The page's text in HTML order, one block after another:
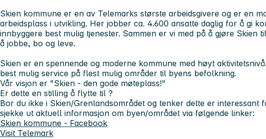
Skien kommune er en av Telemarks største arbeidsgivere og er en
arbeidsplass i utvikling. Her jobber ca. 4.600 ansatte daglig for å gi
innbyggere best mulig tjenester. Sammen er vi med på å gjøre Skien
å jobbe, bo og leve.
Skien er en spennende og moderne kommune med høyt
best mulig service på flest mulig områder til byens befolkning.
Vår visjon er "Skien - den gode møteplass!"
Er dette en stilling å flytte til ?
Bor du ikke i Skien/Grenlandsområdet og tenker dette er interessant
sjekke ut aktuell informasjon om byen/området via følgende linker:
Skien kommune - Facebook
Visit Telemark